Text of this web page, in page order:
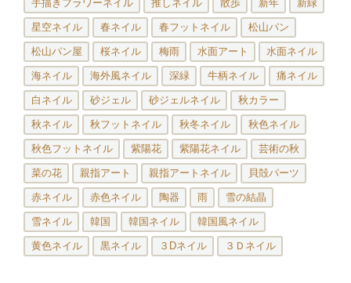
手描きフラワーネイル 推しネイル 散歩 新年 新緑
星空ネイル 春ネイル 春フットネイル 松山パン
松山パン屋 桜ネイル 梅雨 水面アート 水面ネイル
海ネイル 海外風ネイル 深緑 牛柄ネイル 痛ネイル
白ネイル 砂ジェル 砂ジェルネイル 秋カラー
秋ネイル 秋フットネイル 秋冬ネイル 秋色ネイル
秋色フットネイル 紫陽花 紫陽花ネイル 芸術の秋
菜の花 親指アート 親指アートネイル 貝殻パーツ
赤ネイル 赤色ネイル 陶器 雨 雪の結晶
雪ネイル 韓国 韓国ネイル 韓国風ネイル
黄色ネイル 黒ネイル ３Dネイル ３Ｄネイル